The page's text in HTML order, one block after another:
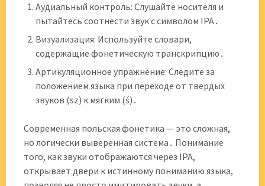
Аудиальный контроль: Слушайте носителя и
пытайтесь соотнести звук с символом IPA․
Визуализация: Используйте словари,
содержащие фонетическую транскрипцию․
Артикуляционное упражнение: Следите за
положением языка при переходе от твердых
звуков (sz) к мягким (ś)․
Современная польская фонетика — это сложная,
но логически выверенная система․ Понимание
того, как звуки отображаются через IPA,
открывает двери к истинному пониманию языка,